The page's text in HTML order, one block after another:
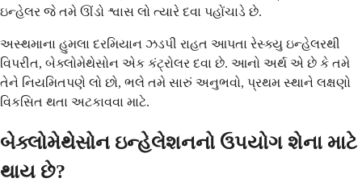
ઇન્હેલર જે તમે ઊંડો શ્વાસ લો ત્યારે દવા પહોંચાડે છે.
અસ્થમાના હુમલા દરમિયાન ઝડપી રાહત આપતા રેસ્ક્યુ ઇન્હેલરથી
વિપરીત, બેક્લોમેથેસોન એક કંટ્રોલર દવા છે. આનો અર્થ એ છે કે તમે
તેને નિયમિતપણે લો છો, ભલે તમે સારું અનુભવો, પ્રથમ સ્થાને લક્ષણો
વિકસિત થતા અટકાવવા માટે.
બેક્લોમેથેસોન ઇન્હેલેશનનો ઉપયોગ શેના માટે
થાય છે?